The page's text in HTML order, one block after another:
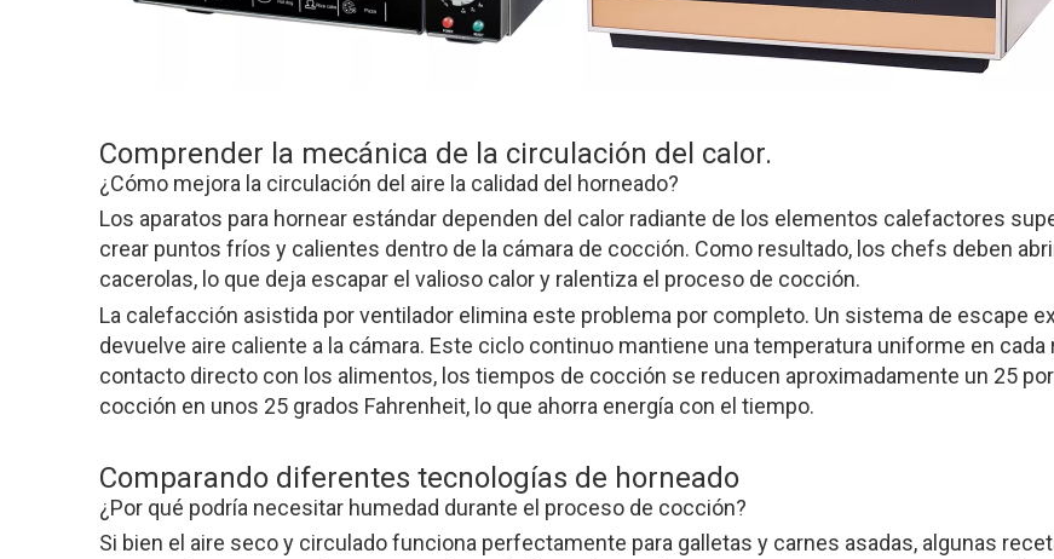
Comprender la mecánica de la circulación del calor.
¿Cómo mejora la circulación del aire la calidad del horneado?
Los aparatos para hornear estándar dependen del calor radiante de los elementos calefactores
crear puntos fríos y calientes dentro de la cámara de cocción. Como resultado, los chefs deben
cacerolas, lo que deja escapar el valioso calor y ralentiza el proceso de cocción.
La calefacción asistida por ventilador elimina este problema por completo. Un sistema de escape
devuelve aire caliente a la cámara. Este ciclo continuo mantiene una temperatura uniforme en cada
contacto directo con los alimentos, los tiempos de cocción se reducen aproximadamente un 25
cocción en unos 25 grados Fahrenheit, lo que ahorra energía con el tiempo.
Comparando diferentes tecnologías de horneado
¿Por qué podría necesitar humedad durante el proceso de cocción?
Si bien el aire seco y circulado funciona perfectamente para galletas y carnes asadas, algunas